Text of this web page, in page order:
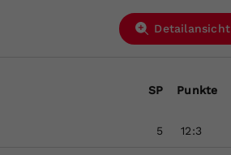
Detailansicht
SP Punkte
5 12:3